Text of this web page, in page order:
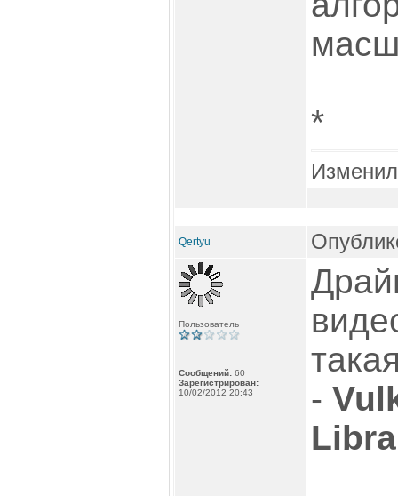
*
Qertyu
Пользователь
Сообщений: 60
Зарегистрирован:
10/02/2012 20:43
-